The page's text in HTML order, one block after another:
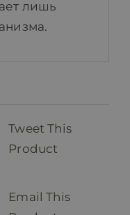
лишь
Tweet This
Product
Email This